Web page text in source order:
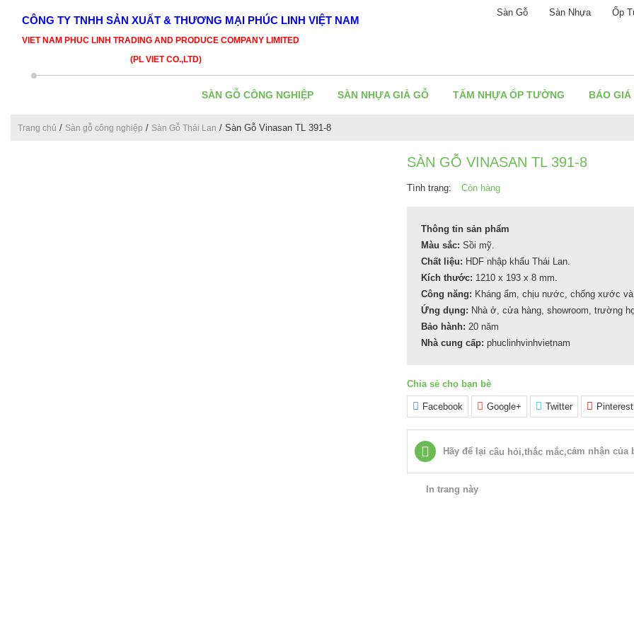
Sàn Gỗ Sàn Nhựa Ốp
CÔNG TY TNHH SẢN XUẤT & THƯƠNG MẠI PHÚC LINH VIỆT NAM
VIET NAM PHUC LINH TRADING AND PRODUCE COMPANY LIMITED
(PL VIET CO.,LTD)
SÀN GỖ CÔNG NGHIỆP SÀN NHỰA GIẢ GỖ TẤM NHỰA ỐP TƯỜNG BÁO GIÁ
Trang chủ / Sàn gỗ công nghiệp / Sàn Gỗ Thái Lan / Sàn Gỗ Vinasan TL 391-8
SÀN GỖ VINASAN TL 391-8
Tình trạng: Còn hàng
Thông tin sản phẩm
Màu sắc: Sồi mỹ.
Chất liệu: HDF nhập khẩu Thái Lan.
Kích thước: 1210 x 193 x 8 mm.
Công năng: Kháng ẩm, chịu nước, chống xước
Ứng dụng: Nhà ở, cửa hàng, showroom, trường
Bảo hành: 20 năm
Nhà cung cấp: phuclinhvinhvietnam
Chia sẻ cho bạn bè
Facebook Google+ Twitter Pinterest
Hãy để lại câu hỏi,thắc mắc,cảm nhận của
In trang này